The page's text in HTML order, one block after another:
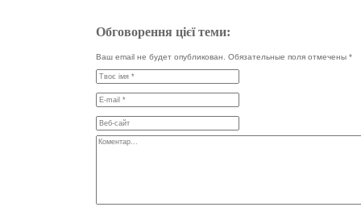
Обговорення цієї теми:
Ваш email не будет опубликован. Обязательные поля отмечены*